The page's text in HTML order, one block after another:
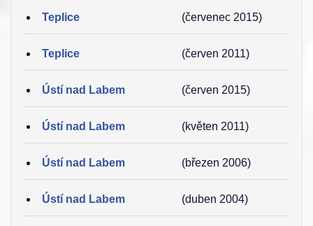
Teplice (červenec 2015)
Teplice (červen 2011)
Ústí nad Labem (červen 2015)
Ústí nad Labem (květen 2011)
Ústí nad Labem (březen 2006)
Ústí nad Labem (duben 2004)